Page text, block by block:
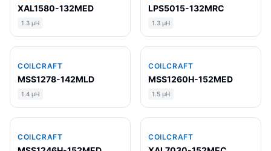
XAL1580-132MED
1.3 µH
LPS5015-132MRC
1.3 µH
COILCRAFT
MSS1278-142MLD
1.4 µH
COILCRAFT
MSS1260H-152MED
1.5 µH
COILCRAFT COILCRAFT